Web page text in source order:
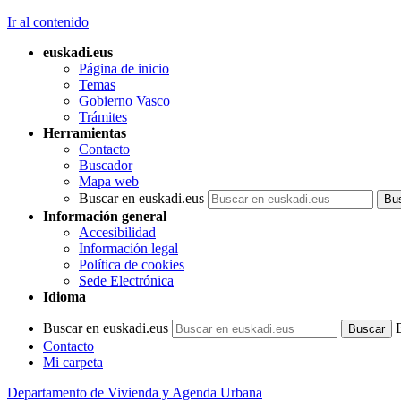
Ir al contenido
euskadi.eus
Página de inicio
Temas
Gobierno Vasco
Trámites
Herramientas
Contacto
Buscador
Mapa web
Buscar en euskadi.eus
Información general
Accesibilidad
Información legal
Política de cookies
Sede Electrónica
Idioma
Buscar en euskadi.eus
Contacto
Mi carpeta
Departamento de Vivienda y Agenda Urbana